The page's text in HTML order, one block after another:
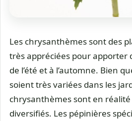
Les chrysanthèmes sont des
très appréciées pour apporter
de l’été et à l’automne. Bien
soient très variées dans les
chrysanthèmes sont en
diversifiés. Les pépinières